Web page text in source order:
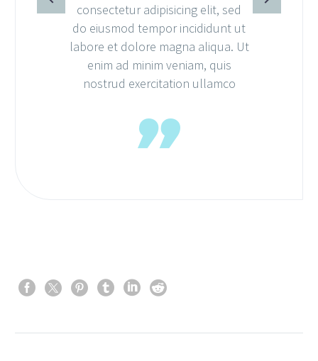
consectetur adipisicing elit, sed
do eiusmod tempor incididunt ut
labore et dolore magna aliqua. Ut
enim ad minim veniam, quis
nostrud exercitation ullamco